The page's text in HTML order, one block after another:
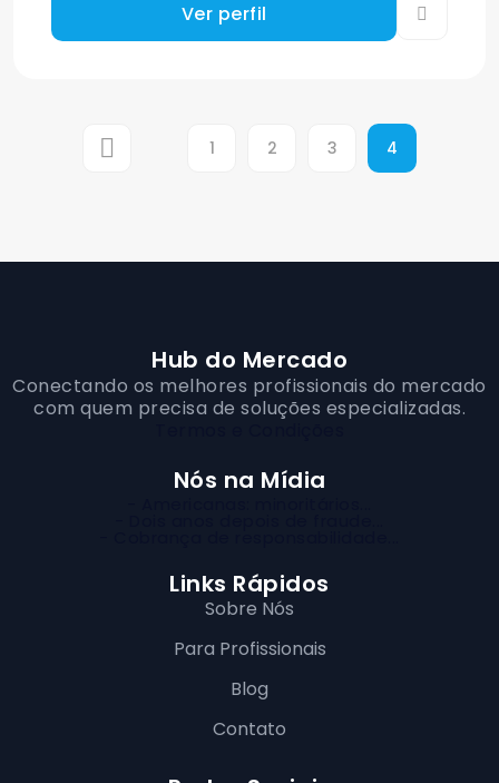
Ver perfil
1 2 3 4
Hub do Mercado
Conectando os melhores profissionais do mercado
com quem precisa de soluções especializadas.
Nós na Mídia
Links Rápidos
Sobre Nós
Para Profissionais
Blog
Contato